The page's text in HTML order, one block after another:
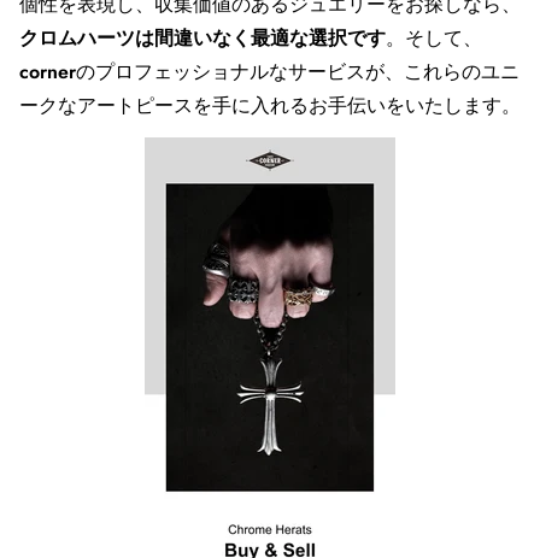
クロムハーツは間違いなく最適な選択です。そして、
cornerのプロフェッショナルなサービスが、これらのユニ
ークなアートピースを手に入れるお手伝いをいたします。